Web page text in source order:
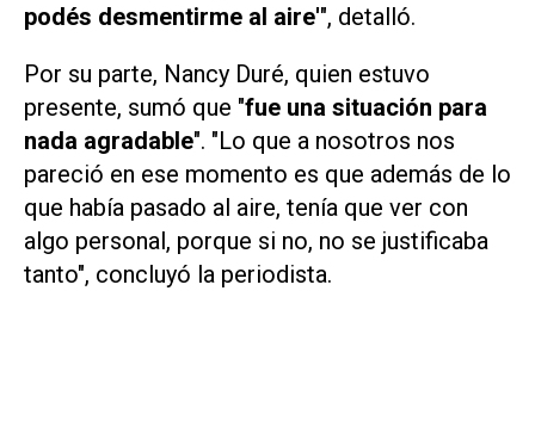
podés desmentirme al aire'", detalló.
Por su parte, Nancy Duré, quien estuvo
presente, sumó que "fue una situación para
nada agradable". "Lo que a nosotros nos
pareció en ese momento es que además de lo
que había pasado al aire, tenía que ver con
algo personal, porque si no, no se justificaba
tanto", concluyó la periodista.